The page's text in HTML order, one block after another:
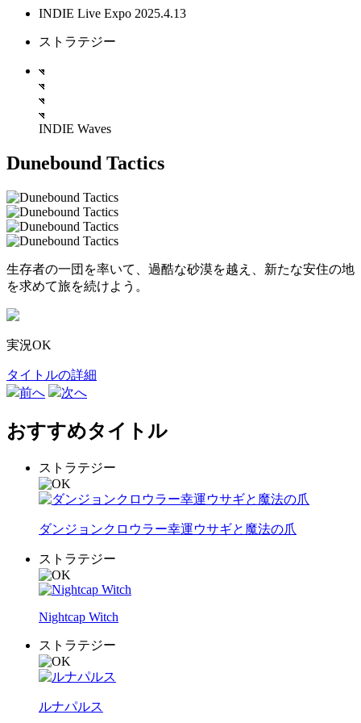
INDIE Live Expo 2025.4.13
ストラテジー
INDIE Waves
Dunebound Tactics
生存者の一団を率いて、過酷な砂漠を越え、新たな安住の地
を求めて旅を続けよう。
実況OK
タイトルの詳細
前へ
次へ
おすすめタイトル
ストラテジー
ダンジョンクロウラー幸運ウサギと魔法の爪
ストラテジー
Nightcap Witch
ストラテジー
ルナパルス